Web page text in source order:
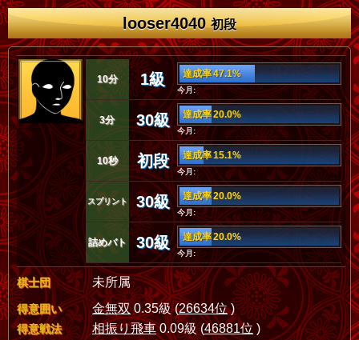
looser4040初段
10分 1級 達成率 47.1%
今月:
3分 30級 達成率 20.0%
今月:
10秒 初段 達成率 15.1%
今月:
スプリント 30級 達成率 20.0%
今月:
詰めバト 30級 達成率 20.0%
今月:
棋士団 未所属
得意囲い 金無双0.35級 (26634位)
得意戦法 相振り飛車0.09級 (46881位 )